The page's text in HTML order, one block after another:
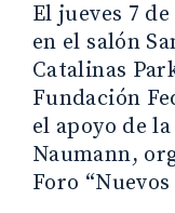
El jueves 7
en el salón
Catalinas
Fundación
el apoyo de
Naumann,
Foro